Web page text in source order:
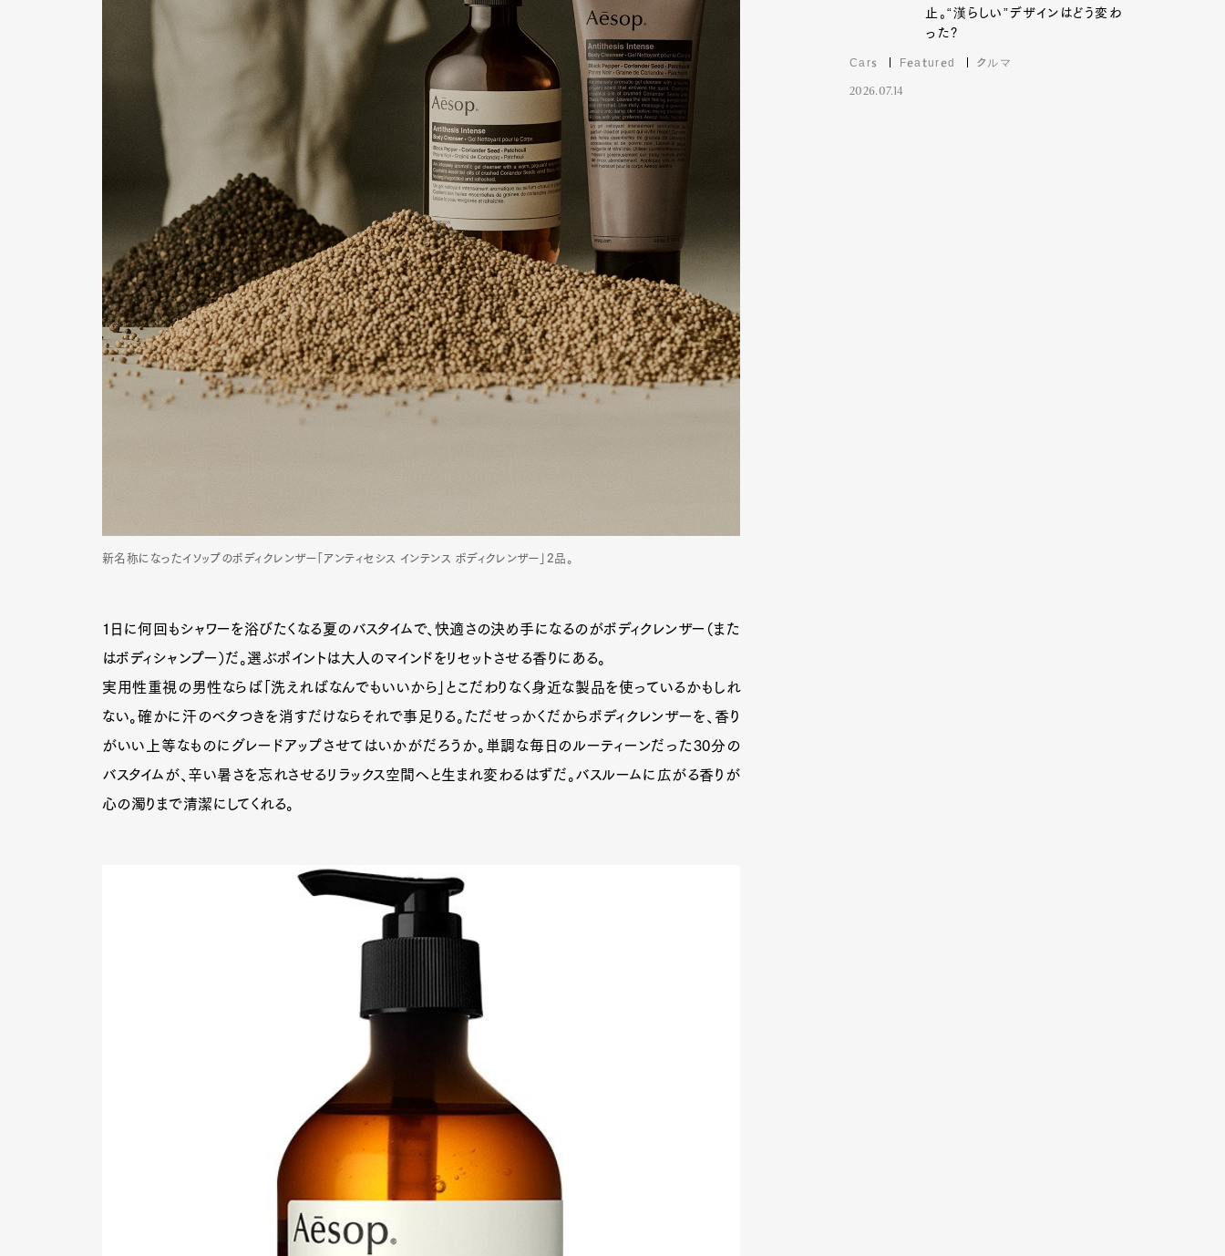
Art&Design
Gourmet
Cars
Lifestyle
Pen Membership
新名称になったイソップのボディクレンザー「アンティセシス インテンス ボディクレンザー」2品。
1日に何回もシャワーを浴びたくなる夏のバスタイムで、快適さの決め手になるのがボディクレンザー（また
はボディシャンプー）だ。選ぶポイントは大人のマインドをリセットさせる香りにある。
実用性重視の男性ならば「洗えればなんでもいいから」とこだわりなく身近な製品を使っているかもしれ
ない。確かに汗のベタつきを消すだけならそれで事足りる。ただせっかくだからボディクレンザーを、香り
がいい上等なものにグレードアップさせてはいかがだろうか。単調な毎日のルーティーンだった30分の
バスタイムが、辛い暑さを忘れさせるリラックス空間へと生まれ変わるはずだ。バスルームに広がる香りが
心の濁りまで清潔にしてくれる。
止。“漢らしい”デザインはどう変わ
った?
Cars Featured クルマ
2026.07.14